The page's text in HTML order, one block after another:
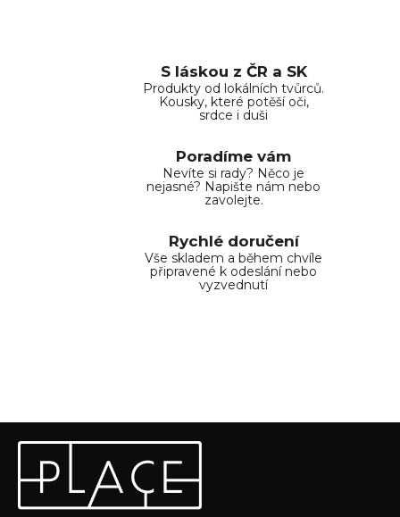
p
r
v
k
v
ý
p
s
u
S láskou z ČR a SK
Produkty od lokálních tvůrců.
Kousky, které potěší oči,
srdce i duši
Poradíme vám
Nevíte si rady? Něco je
nejasné? Napište nám nebo
zavolejte.
Rychlé doručení
Vše skladem a během chvíle
připravené k odeslání nebo
vyzvednutí
Odebírat newsletter
Vložte svůj e-mail a my vám budeme zasílat informace o
nových produktech na našem e-shopu.